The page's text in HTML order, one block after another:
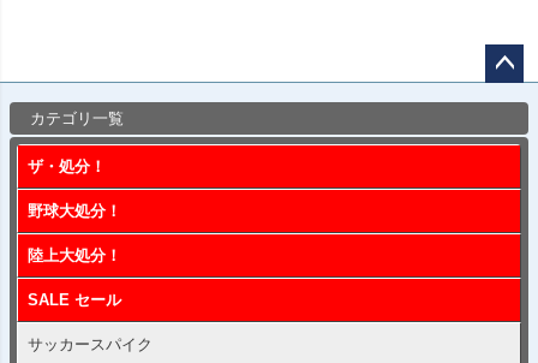
カテゴリ一覧
ザ・処分！
野球大処分！
陸上大処分！
SALE セール
サッカースパイク
ップ